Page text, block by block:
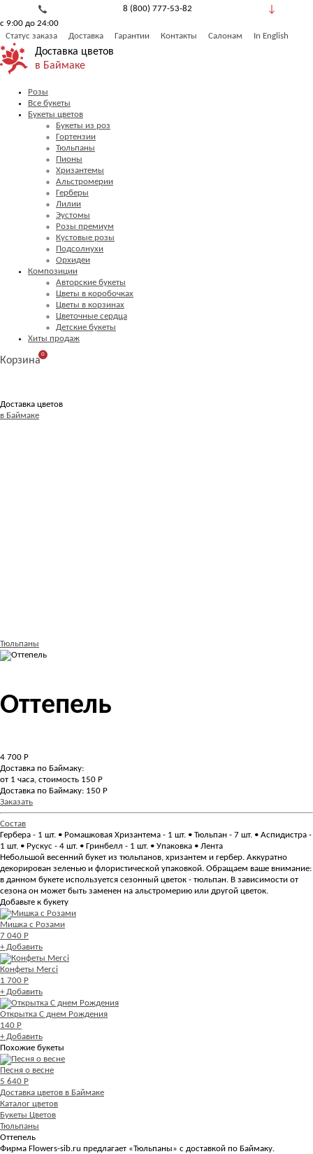
8 (800) 777-53-82
с 9:00 до 24:00
Статус заказа
Доставка Гарантии Контакты Салонам In English
Доставка цветов
в Баймаке
Розы
Все букеты
Букеты цветов
Букеты из роз
Гортензии
Тюльпаны
Пионы
Хризантемы
Альстромерии
Герберы
Лилии
Эустомы
Розы премиум
Кустовые розы
Подсолнухи
Орхидеи
Композиции
Авторские букеты
Цветы в коробочках
Цветы в корзинах
Цветочные сердца
Детские букеты
Хиты продаж
Корзина
0
Доставка цветов
в Баймаке
Тюльпаны
Оттепель
4 700 Р
Доставка по Баймаку:
от 1 часа, стоимость 150 Р
Доставка по Баймаку: 150 Р
Заказать
Состав
Гербера - 1 шт. • Ромашковая Хризантема - 1 шт. • Тюльпан - 7 шт. • Аспидистра -
1 шт. • Рускус - 4 шт. • Гринбелл - 1 шт. • Упаковка • Лента
Небольшой весенний букет из тюльпанов, хризантем и гербер. Аккуратно
декорирован зеленью и флористической упаковкой. Обращаем ваше внимание:
в данном букете используется сезонный цветок - тюльпан. В зависимости от
сезона он может быть заменен на альстромерию или другой цветок.
Добавьте к букету
Мишка с Розами
7 040 Р
+ Добавить
Конфеты Merci
1 700 Р
+ Добавить
Открытка С днем Рождения
140 Р
+ Добавить
Похожие букеты
Песня о весне
5 640 Р
Доставка цветов в Баймаке
Каталог цветов
Букеты Цветов
Тюльпаны
Оттепель
Фирма Flowers-sib.ru предлагает «Тюльпаны» с доставкой по Баймаку.